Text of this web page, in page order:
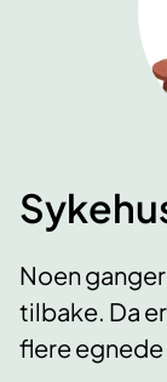
Noen
tilbake. Da
flere egnede